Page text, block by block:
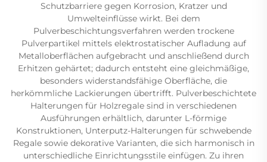
Schutzbarriere gegen Korrosion, Kratzer und
Umwelteinflüsse wirkt. Bei dem
Pulverbeschichtungsverfahren werden trockene
Pulverpartikel mittels elektrostatischer Aufladung auf
Metalloberflächen aufgebracht und anschließend durch
Erhitzen gehärtet; dadurch entsteht eine gleichmäßige,
besonders widerstandsfähige Oberfläche, die
herkömmliche Lackierungen übertrifft. Pulverbeschichtete
Halterungen für Holzregale sind in verschiedenen
Ausführungen erhältlich, darunter L-förmige
Konstruktionen, Unterputz-Halterungen für schwebende
Regale sowie dekorative Varianten, die sich harmonisch in
unterschiedliche Einrichtungsstile einfügen. Zu ihren